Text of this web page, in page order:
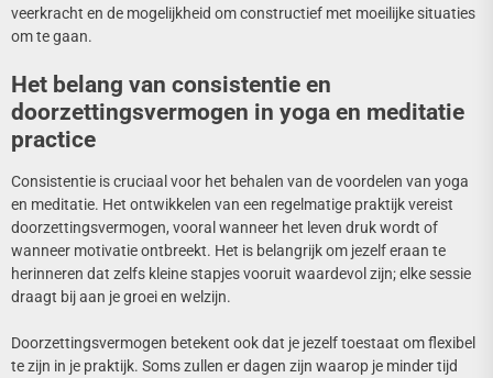
veerkracht en de mogelijkheid om constructief met moeilijke situaties
om te gaan.
Het belang van consistentie en
doorzettingsvermogen in yoga en meditatie
practice
Consistentie is cruciaal voor het behalen van de voordelen van yoga
en meditatie. Het ontwikkelen van een regelmatige praktijk vereist
doorzettingsvermogen, vooral wanneer het leven druk wordt of
wanneer motivatie ontbreekt. Het is belangrijk om jezelf eraan te
herinneren dat zelfs kleine stapjes vooruit waardevol zijn; elke sessie
draagt bij aan je groei en welzijn.
Doorzettingsvermogen betekent ook dat je jezelf toestaat om flexibel
te zijn in je praktijk. Soms zullen er dagen zijn waarop je minder tijd